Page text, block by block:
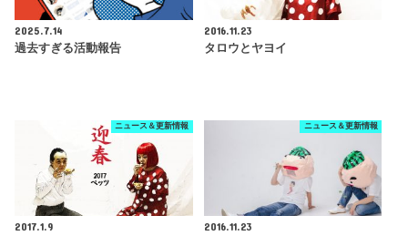
2025.7.14
過去すぎる活動報告
2016.11.23
タロウとヤヨイ
ニュース＆更新情報
2017.1.9
ニュース＆更新情報
2016.11.23